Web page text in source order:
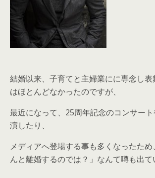
結婚以来、子育てと主婦業にに専念し表
はほとんどなかったのですが、
最近になって、25周年記念のコンサー
演したり、
メディアへ登場する事も多くなったため
んと離婚するのでは？」なんて噂も出て